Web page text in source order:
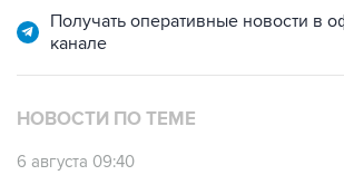
Получать оперативные новости в
канале
НОВОСТИ ПО ТЕМЕ
6 августа 09:40